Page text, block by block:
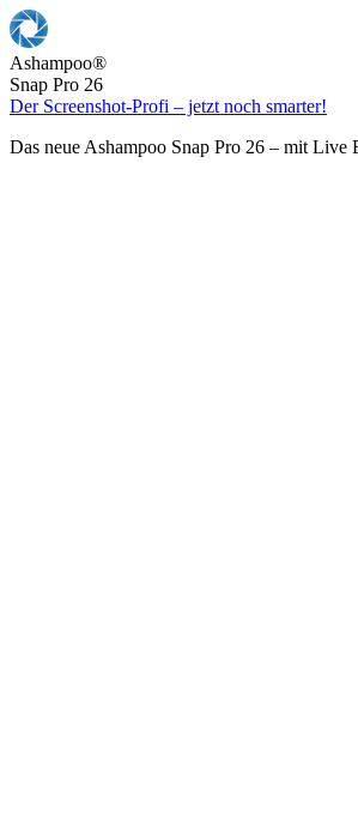
Ashampoo®
Snap Pro 26
Der Screenshot-Profi – jetzt noch smarter!
Das neue Ashampoo Snap Pro 26 – mit Live